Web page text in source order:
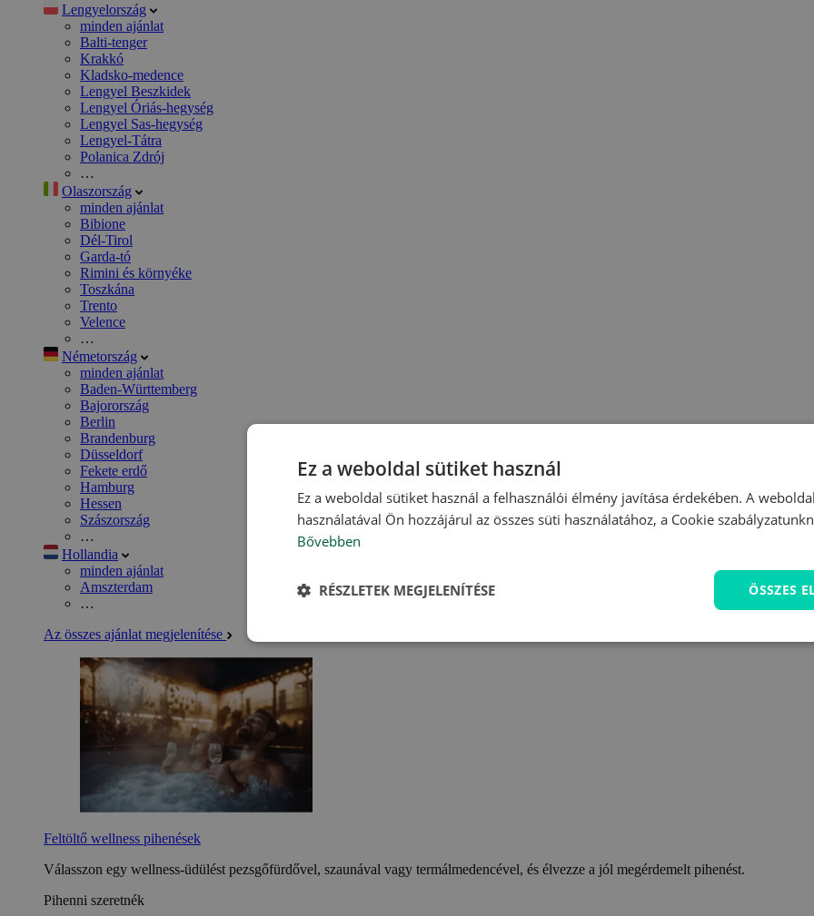
Lengyelország
minden ajánlat
Balti-tenger
Krakkó
Kladsko-medence
Lengyel Beszkidek
Lengyel Óriás-hegység
Lengyel Sas-hegység
Lengyel-Tátra
Polanica Zdrój
…
Olaszország
minden ajánlat
Bibione
Dél-Tirol
Garda-tó
Rimini és környéke
Toszkána
Trento
Velence
…
Németország
minden ajánlat
Baden-Württemberg
Bajorország
Berlin
Brandenburg
Düsseldorf
Fekete erdő
Hamburg
Hessen
Szászország
…
Hollandia
minden ajánlat
Amszterdam
…
Az összes ajánlat megjelenítése
Feltöltő wellness pihenések
Válasszon egy wellness-üdülést pezsgőfürdővel, szaunával vagy termálmedencével, és élvezze a jól megérdemelt pihenést.
Pihenni szeretnék
Ez a weboldal sütiket használ
Ez a weboldal sütiket használ a felhasználói élmény javítása érdekében. A
használatával Ön hozzájárul az összes süti használatához, a Cookie
Bővebben
ÖSSZES
RÉSZLETEK MEGJELENÍTÉSE